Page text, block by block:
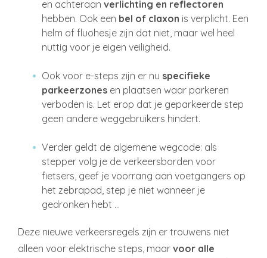
en achteraan verlichting en reflectoren
hebben. Ook een bel of claxon is verplicht. Een
helm of fluohesje zijn dat niet, maar wel heel
nuttig voor je eigen veiligheid.
Ook voor e-steps zijn er nu specifieke
parkeerzones en plaatsen waar parkeren
verboden is. Let erop dat je geparkeerde step
geen andere weggebruikers hindert.
Verder geldt de algemene wegcode: als
stepper volg je de verkeersborden voor
fietsers, geef je voorrang aan voetgangers op
het zebrapad, step je niet wanneer je
gedronken hebt …
Deze nieuwe verkeersregels zijn er trouwens niet
alleen voor elektrische steps, maar voor alle